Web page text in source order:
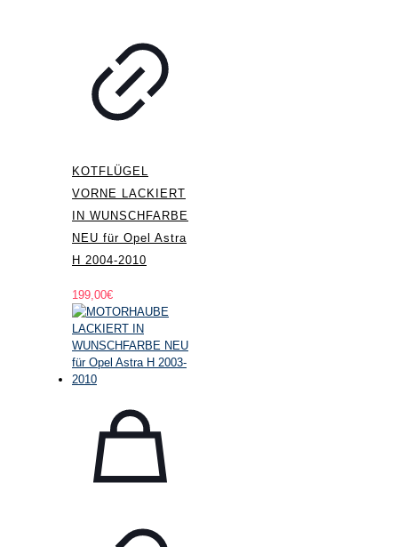
KOTFLÜGEL
VORNE LACKIERT
IN WUNSCHFARBE
NEU für Opel Astra
H 2004-2010
199,00€